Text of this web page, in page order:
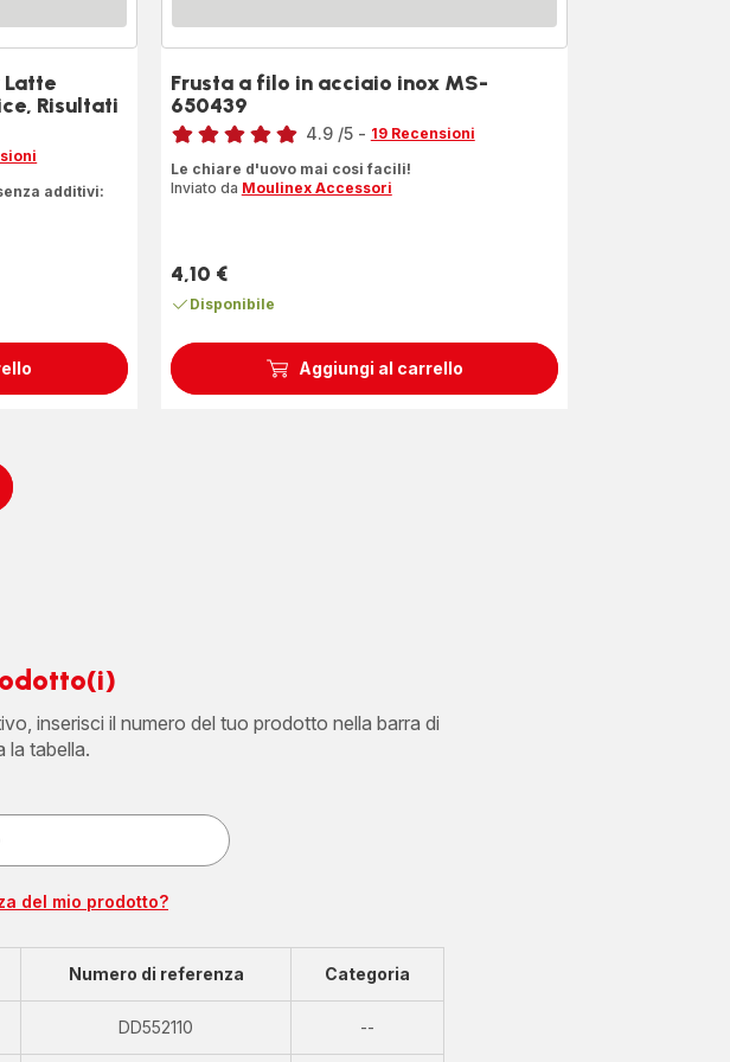
Latte
Risultati
additivi:
Aggiungi al carrello
Frusta a filo in acciaio inox MS-
650439
Voto
4.9 /5 - 19 Recensioni
Le chiare d'uovo mai cosi facili!
Inviato da Moulinex Accessori
Prezzo
4,10 €
Disponibile
inserisci il numero del tuo prodotto nella barra di
la tabella.
del mio prodotto?
Numero di referenza Categoria
DD552110 --
disponibile